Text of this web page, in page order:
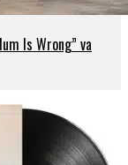
Is Wrong” va